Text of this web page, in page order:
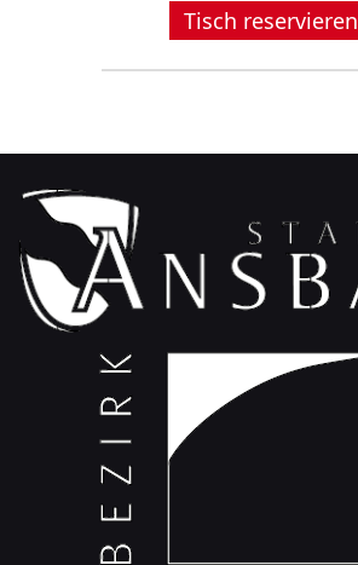
Tisch reservieren